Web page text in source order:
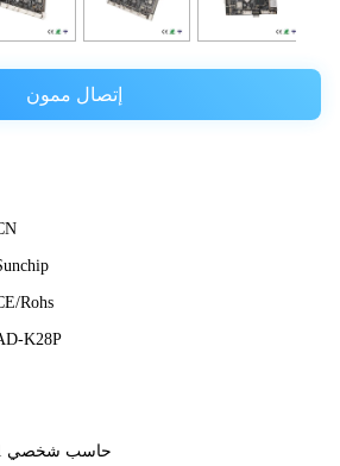
إتصال ممون
Rohs
K28P
حاسب شخصي 1